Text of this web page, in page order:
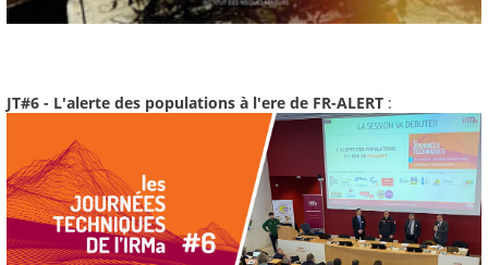
JT#6 - L'alerte des populations à l'ere de FR-ALERT :